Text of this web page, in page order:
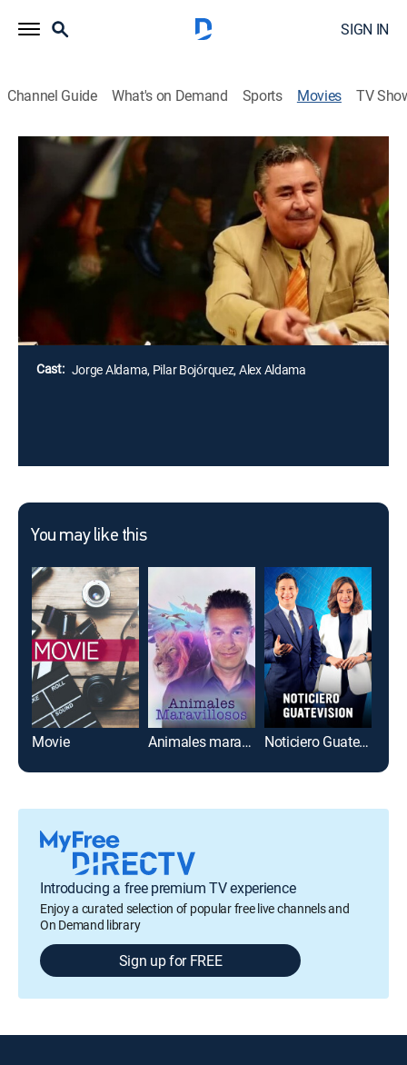
SIGN IN
Channel Guide What's on Demand Sports Movies TV
La venganza del vaquero 2
Hay un tesoro enterrado y la ambición por encontrarlo
ha costado la vida a varios miembros de dos familias
que lo pelean. Un vengador enmascarado hará
justicia, aunque al final solo el amor pondrá fin a esta
lucha antes de que se maten entre ellos.
Director:
Julio Aldama Jr.
Cast: Jorge Aldama, Pilar Bojórquez, Alex Aldama
You may like this
Movie Animales maravillosos Noticiero Guatevisión
Introducing a free premium TV experience
Enjoy a curated selection of popular free live channels and
On Demand library
Sign up for FREE